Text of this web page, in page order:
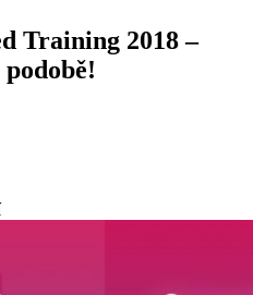
Training 2018 –